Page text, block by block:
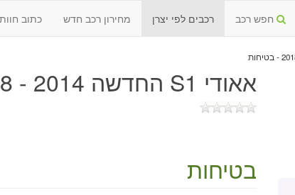
חפש רכב רכבים לפי יצרן מחירון רכב חדש כתוב
אאודי S1 החדשה 2014 - 2018
בטיחות